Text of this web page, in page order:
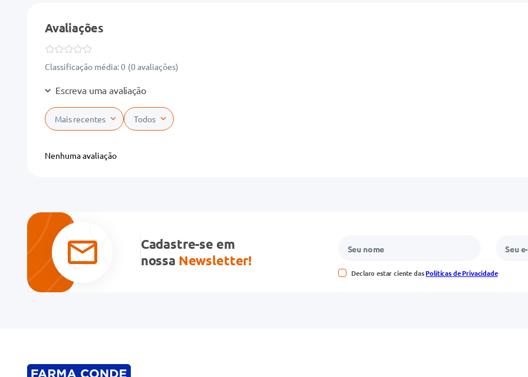
Avaliações
Classificação média: 0 (0 avaliações)
Escreva uma avaliação
Adicionar avaliação
Avalie o produto de 1 a 5 estrelas
★★★
Seu nome
Mais recentes Todos
Nenhuma avaliação
Cadastre-se em
nossa Newsletter!
Declaro estar ciente dasPolíticas de Privacidade